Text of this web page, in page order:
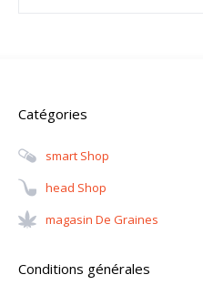
Catégories
Smart Shop
Head Shop
Magasin De Graines
Conditions générales